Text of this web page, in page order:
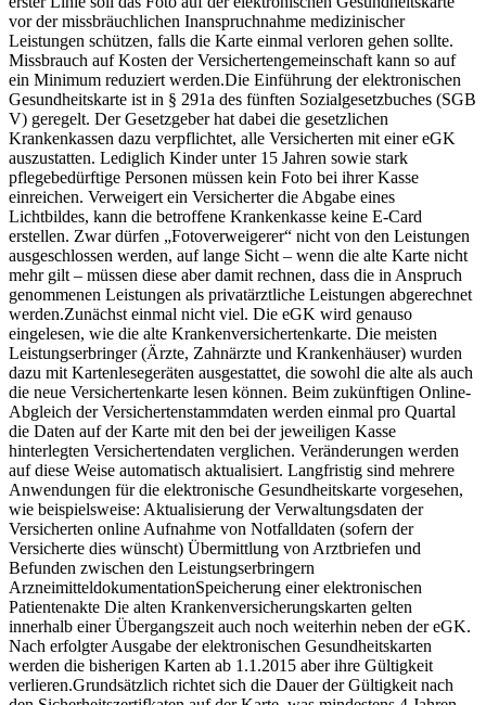
vor der missbräuchlichen Inanspruchnahme medizinischer
Leistungen schützen, falls die Karte einmal verloren gehen sollte.
Missbrauch auf Kosten der Versichertengemeinschaft kann so auf
ein Minimum reduziert werden.Die Einführung der elektronischen
Gesundheitskarte ist in § 291a des fünften Sozialgesetzbuches (SGB
V) geregelt. Der Gesetzgeber hat dabei die gesetzlichen
Krankenkassen dazu verpflichtet, alle Versicherten mit einer eGK
auszustatten. Lediglich Kinder unter 15 Jahren sowie stark
pflegebedürftige Personen müssen kein Foto bei ihrer Kasse
einreichen. Verweigert ein Versicherter die Abgabe eines
Lichtbildes, kann die betroffene Krankenkasse keine E-Card
erstellen. Zwar dürfen „Fotoverweigerer“ nicht von den Leistungen
ausgeschlossen werden, auf lange Sicht – wenn die alte Karte nicht
mehr gilt – müssen diese aber damit rechnen, dass die in Anspruch
genommenen Leistungen als privatärztliche Leistungen abgerechnet
werden.Zunächst einmal nicht viel. Die eGK wird genauso
eingelesen, wie die alte Krankenversichertenkarte. Die meisten
Leistungserbringer (Ärzte, Zahnärzte und Krankenhäuser) wurden
dazu mit Kartenlesegeräten ausgestattet, die sowohl die alte als auch
die neue Versichertenkarte lesen können. Beim zukünftigen Online-
Abgleich der Versichertenstammdaten werden einmal pro Quartal
die Daten auf der Karte mit den bei der jeweiligen Kasse
hinterlegten Versichertendaten verglichen. Veränderungen werden
auf diese Weise automatisch aktualisiert. Langfristig sind mehrere
Anwendungen für die elektronische Gesundheitskarte vorgesehen,
wie beispielsweise: Aktualisierung der Verwaltungsdaten der
Versicherten online Aufnahme von Notfalldaten (sofern der
Versicherte dies wünscht) Übermittlung von Arztbriefen und
Befunden zwischen den Leistungserbringern
ArzneimitteldokumentationSpeicherung einer elektronischen
Patientenakte Die alten Krankenversicherungskarten gelten
innerhalb einer Übergangszeit auch noch weiterhin neben der eGK.
Nach erfolgter Ausgabe der elektronischen Gesundheitskarten
werden die bisherigen Karten ab 1.1.2015 aber ihre Gültigkeit
verlieren.Grundsätzlich richtet sich die Dauer der Gültigkeit nach